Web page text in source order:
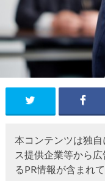
本コンテンツは独
ス提供企業等から
るPR情報が含まれて